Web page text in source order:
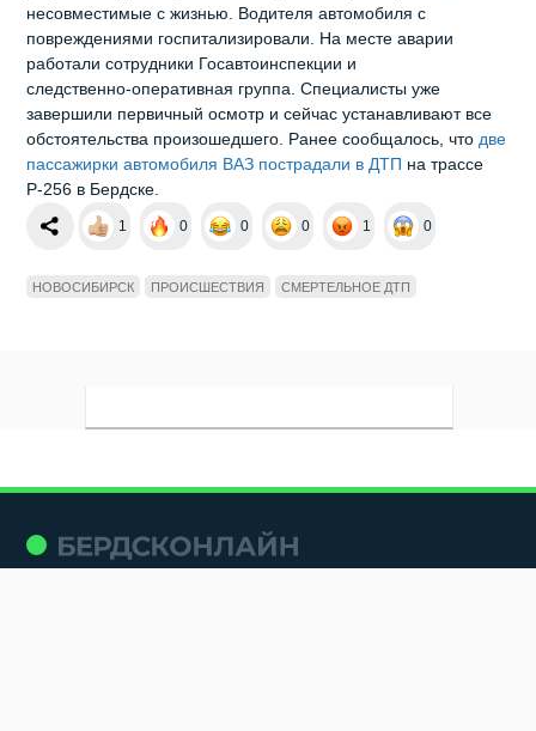
несовместимые с жизнью. Водителя автомобиля с
повреждениями госпитализировали. На месте аварии
работали сотрудники Госавтоинспекции и
следственно‑оперативная группа. Специалисты уже
завершили первичный осмотр и сейчас устанавливают все
обстоятельства произошедшего. Ранее сообщалось, чтодве
пассажирки автомобиля ВАЗ пострадали в ДТП на трассе
Р-256 в Бердске.
1 0 0 0 1 0
НОВОСИБИРСК ПРОИСШЕСТВИЯ СМЕРТЕЛЬНОЕ ДТП